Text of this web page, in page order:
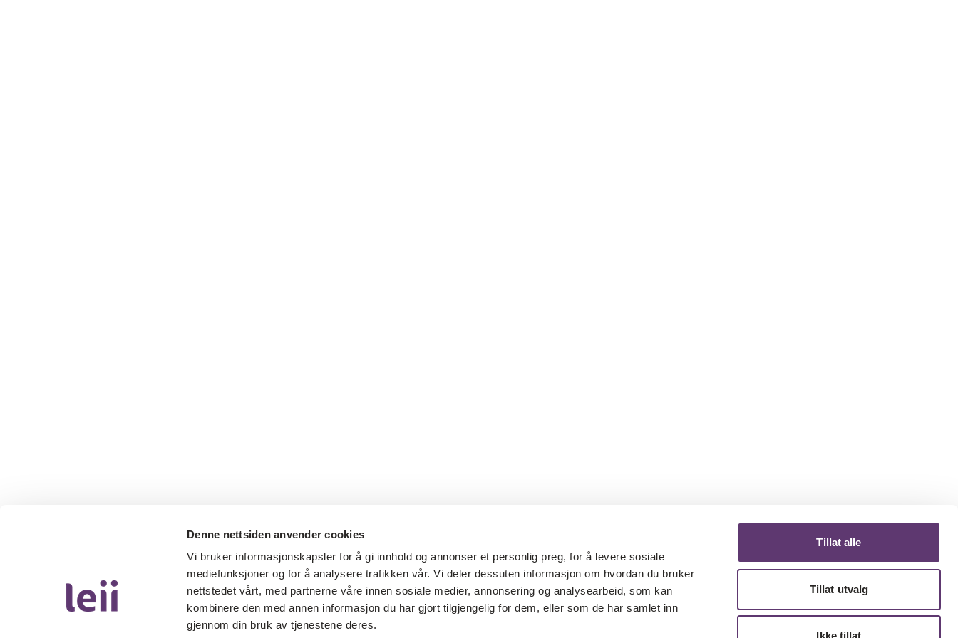
Denne nettsiden anvender cookies
Vi bruker informasjonskapsler for å gi innhold og annonser et personlig preg, for å levere sosiale
mediefunksjoner og for å analysere trafikken vår. Vi deler dessuten informasjon om hvordan du bruker
nettstedet vårt, med partnerne våre innen sosiale medier, annonsering og analysearbeid, som kan
kombinere den med annen informasjon du har gjort tilgjengelig for dem, eller som de har samlet inn
gjennom din bruk av tjenestene deres.
Tillat alle
Tillat utvalg
Ikke tillat